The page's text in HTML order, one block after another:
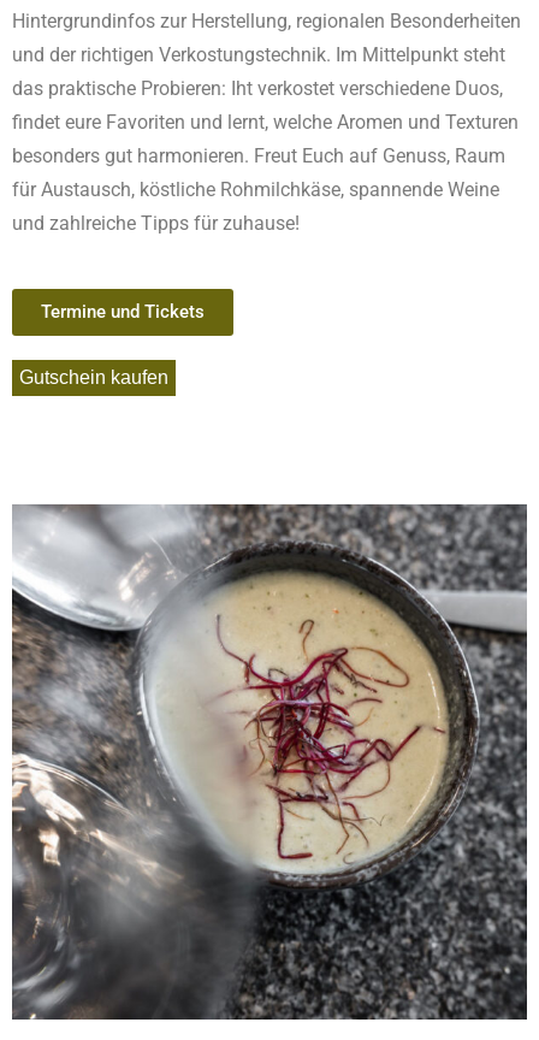
Hintergrundinfos zur Herstellung, regionalen Besonderheiten
und der richtigen Verkostungstechnik. Im Mittelpunkt steht
das praktische Probieren: Iht verkostet verschiedene Duos,
findet eure Favoriten und lernt, welche Aromen und Texturen
besonders gut harmonieren. Freut Euch auf Genuss, Raum
für Austausch, köstliche Rohmilchkäse, spannende Weine
und zahlreiche Tipps für zuhause!
Termine und Tickets
Gutschein kaufen